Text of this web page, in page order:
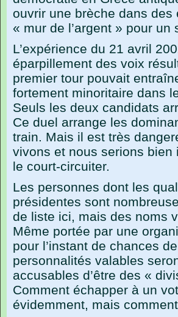
ouvrir une brèche dans
« mur de l’argent » pour un
L’expérience du 21 avril
éparpillement des voix
premier tour pouvait
fortement minoritaire dans
Seuls les deux candidats
Ce duel arrange les
train. Mais il est très
vivons et nous serions
le court-circuiter.
Les personnes dont les
présidentes sont
de liste ici, mais des noms
Même portée par une
pour l’instant de chances
personnalités valables
accusables d’être des «
Comment échapper à un
évidemment, mais